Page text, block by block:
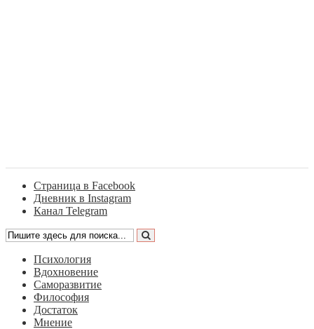
Страница в Facebook
Дневник в Instagram
Канал Telegram
Психология
Вдохновение
Саморазвитие
Философия
Достаток
Мнение